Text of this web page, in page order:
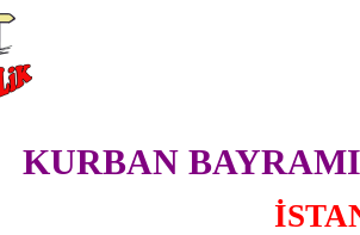
KURBAN